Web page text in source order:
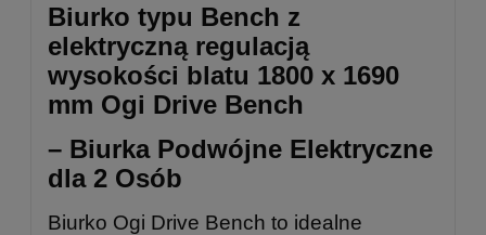
Biurko typu Bench z
elektryczną regulacją
wysokości blatu 1800 x 1690
mm Ogi Drive Bench
– Biurka Podwójne Elektryczne
dla 2 Osób
Biurko Ogi Drive Bench to idealne